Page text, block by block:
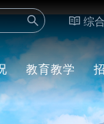
综
教育教学
素质教育